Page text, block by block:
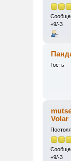
+9/-3
Гость
Volar
+9/-3